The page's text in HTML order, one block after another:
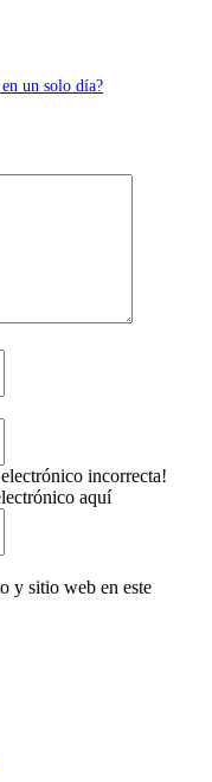
un solo día?
incorrecta!
aquí
y sitio web en este